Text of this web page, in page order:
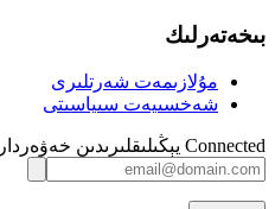
بىخەتەرلىك
مۇلازىمەت شەرتلىرى
شەخسىيەت سىياسىتى
Connected يېڭىلىقلىرىدىن خەۋەردار بولۇڭ